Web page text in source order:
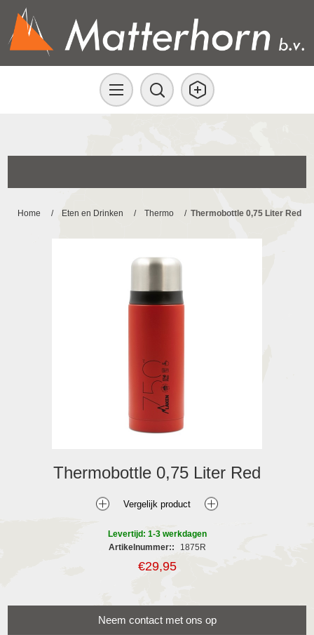
Home / Eten en Drinken / Thermo / Thermobottle 0,75 Liter Red
Thermobottle 0,75 Liter Red
Levertijd: 1-3 werkdagen
Artikelnummer::
1875R
€29,95
Neem contact met ons op